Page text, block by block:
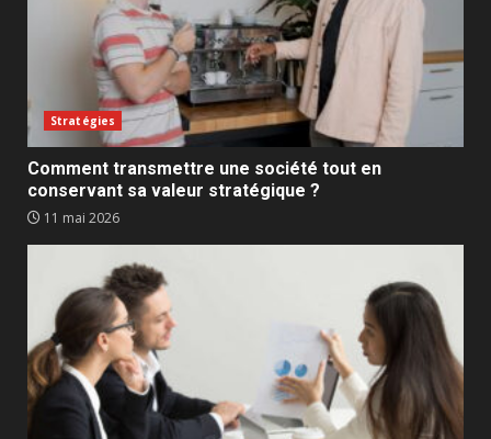
Stratégies
Comment transmettre une société tout en
conservant sa valeur stratégique ?
11 mai 2026